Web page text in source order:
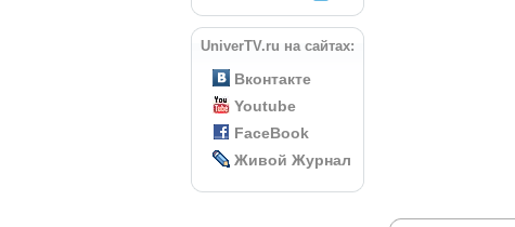
UniverTV.ru на сайтах:
Вконтакте
Youtube
FaceBook
Живой Журнал